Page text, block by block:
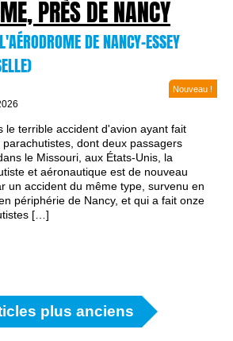
PRÈS DE NANCY
DE NANCY-ESSEY
Nouveau !
le terrible accident d'avion ayant fait
dont deux passagers
le Missouri, aux États-Unis, la
et aéronautique est de nouveau
un accident du même type, survenu en
périphérie de Nancy, et qui a fait onze
[…]
plus anciens